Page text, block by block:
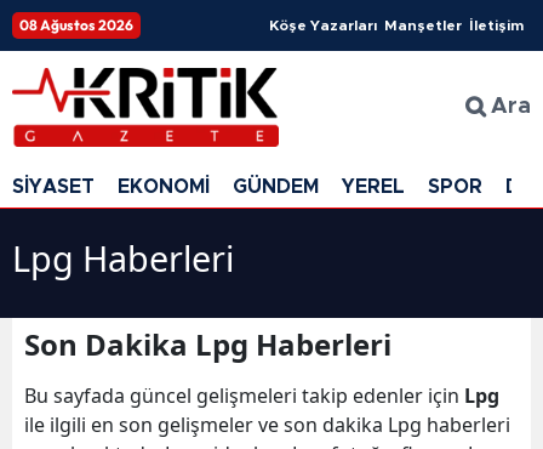
08 Ağustos 2026 Köşe Yazarları Manşetler İletişim
Ara
SİYASET EKONOMİ GÜNDEM YEREL SPOR
Lpg Haberleri
Son Dakika Lpg Haberleri
Bu sayfada güncel gelişmeleri takip edenler için Lpg
ile ilgili en son gelişmeler ve son dakika Lpg haberleri